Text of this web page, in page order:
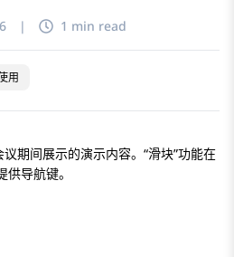
| 1 min read
用
期间展示的演示内容。“滑块”功能在
导航键。